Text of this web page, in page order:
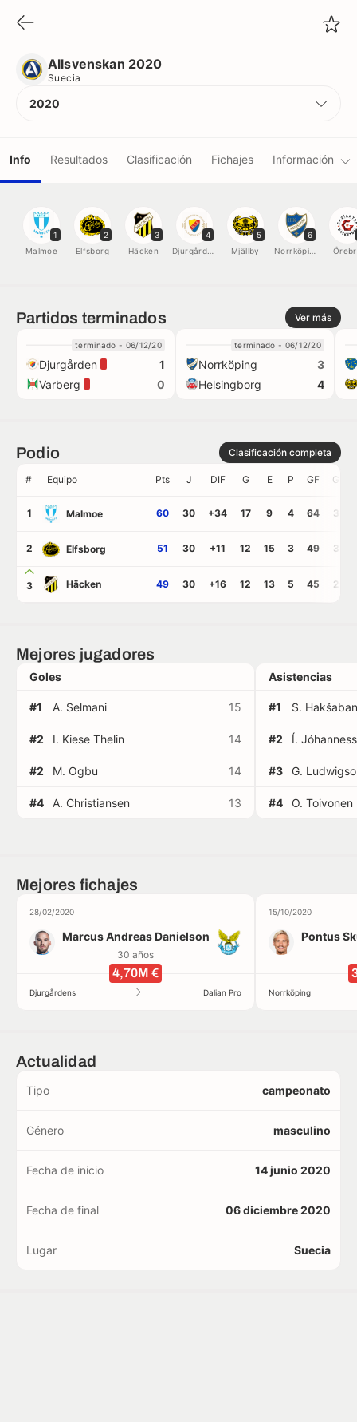
Allsvenskan 2020
Suecia
2020
Info Resultados Clasificación Fichajes Información
Jugadores
1
Malmoe
2
Elfsborg
3
Häcken
4
5
Mjällby
6
Partidos terminados Ver más
terminado - 06/12/20
Djurgården
1
Varberg
0
terminado - 06/12/20
Norrköping
3
Helsingborg
4
Podio Clasificación completa
# Equipo Pts J DIF G E P GF GC
1 Malmoe 60 30 +34 17 9 4 64 30
2 Elfsborg 51 30 +11 12 15 3 49 38
3 Häcken 49 30 +16 12 13 5 45 29
Mejores jugadores
Goles
#1 A. Selmani 15
#2 I. Kiese Thelin 14
#2 M. Ogbu 14
#4 A. Christiansen 13
Asistencias
#1 S.
#2 Í.
#3 G.
#4 O. Toivonen
Mejores fichajes
28/02/2020
Marcus Andreas Danielson
30 años
4,70M €
Djurgårdens Dalian Pro
15/10/2020
Pontus
Norrköping
Actualidad
Tipo campeonato
Género masculino
Fecha de inicio 14 junio 2020
Fecha de final 06 diciembre 2020
Lugar Suecia